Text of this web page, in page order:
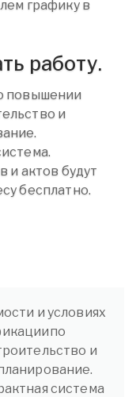
графику в
работу.
повышении
и
и актов будут
бесплатно.
и условиях
и
система